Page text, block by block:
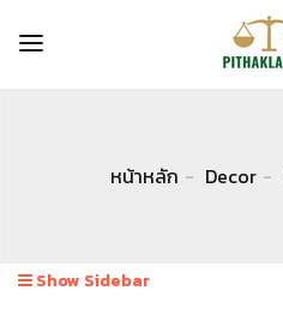
หน้าหลัก Decor
Show Sidebar